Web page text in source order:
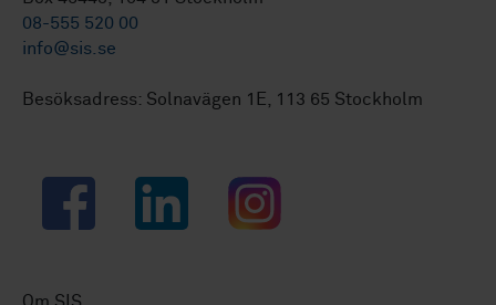
08-555 520 00
info@sis.se
Besöksadress: Solnavägen 1E, 113 65 Stockholm
Facebook LinkedIn Instagram